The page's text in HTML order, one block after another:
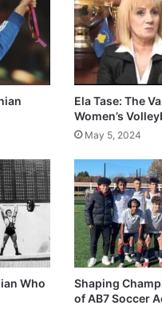
Ela Tase: The
Women’s
May 5, 2024
Who
Shaping
of AB7 Soccer